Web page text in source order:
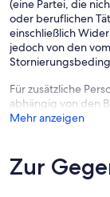
(eine Partei, die
oder beruflichen
einschließlich
jedoch von den
Für zusätzliche
abhängig von den
Mehr anzeigen
Zur